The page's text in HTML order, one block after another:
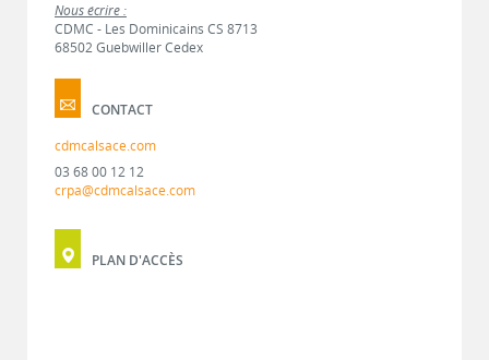
Nous écrire :
CDMC - Les Dominicains CS 8713
68502 Guebwiller Cedex
CONTACT
cdmcalsace.com
03 68 00 12 12
crpa@cdmcalsace.com
PLAN D'ACCÈS